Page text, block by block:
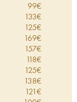
99€
133€
125€
169€
157€
118€
125€
138€
121€